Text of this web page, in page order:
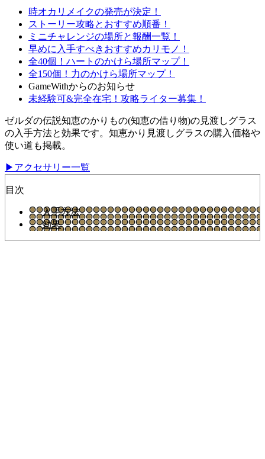
時オカリメイクの発売が決定！
ストーリー攻略とおすすめ順番！
ミニチャレンジの場所と報酬一覧！
早めに入手すべきおすすめカリモノ！
全40個！ハートのかけら場所マップ！
全150個！力のかけら場所マップ！
GameWithからのお知らせ
未経験可&完全在宅！攻略ライター募集！
ゼルダの伝説知恵のかりもの(知恵の借り物)の見渡しグラス
の入手方法と効果です。知恵かり見渡しグラスの購入価格や
使い道も掲載。
▶アクセサリー一覧
目次
入手方法
効果